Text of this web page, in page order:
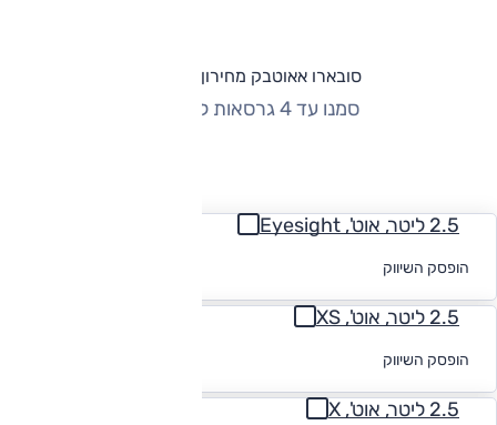
סובארו אאוטבק מחירון וגרסאות
סמנו עד 4 גרסאות להשוואה
2.5 ליטר, אוט', Eyesight
הופסק השיווק
2.5 ליטר, אוט', XS
הופסק השיווק
2.5 ליטר, אוט', X